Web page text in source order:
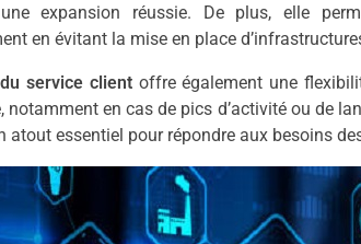
expansion réussie. De plus, elle
en évitant la mise en place
du service clientoffre également une
en cas de pics d’activité ou de
atout essentiel pour répondre aux besoins